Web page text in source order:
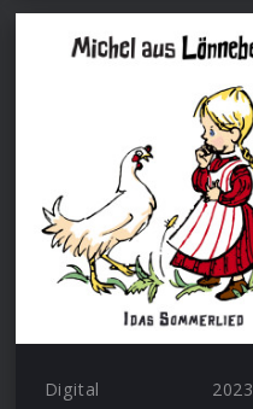
Digital 2023